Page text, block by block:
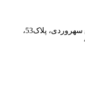
تهران، خیابان شهید مطهری، بعد از تقاطع سهروردی، پلاک53،